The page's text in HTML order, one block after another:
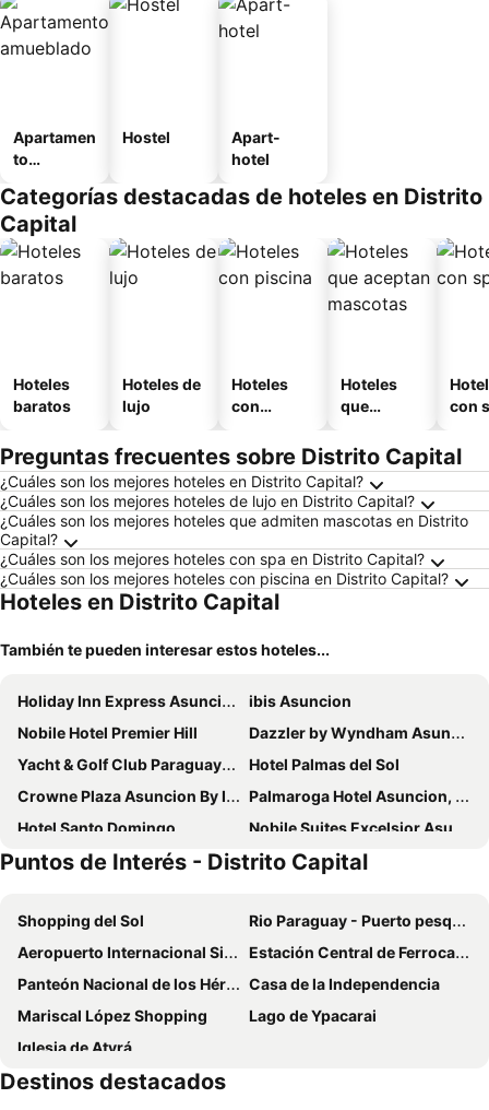
Apartamen
to
o
Hostel
Apart-
hotel
Categorías destacadas de hoteles en Distrito
Capital
Hoteles
baratos
Hoteles de
lujo
Hoteles
con
Hoteles
que
mascotas
con
Preguntas frecuentes sobre Distrito Capital
¿Cuáles son los mejores hoteles en Distrito Capital?
¿Cuáles son los mejores hoteles de lujo en Distrito Capital?
¿Cuáles son los mejores hoteles que admiten mascotas en Distrito
Capital?
¿Cuáles son los mejores hoteles con spa en Distrito Capital?
¿Cuáles son los mejores hoteles con piscina en Distrito Capital?
Hoteles en Distrito Capital
También te pueden interesar estos hoteles...
Holiday Inn Express Asuncion Aviadores by IHG
ibis Asuncion
Nobile Hotel Premier Hill
Dazzler by Wyndham Asuncion
Yacht & Golf Club Paraguayo, a Tribute Portfolio Resort
Hotel Palmas del Sol
Crowne Plaza Asuncion By Ihg
Palmaroga Hotel Asuncion, Tapestry Collection by Hilton
Hotel Santo Domingo
Nobile Suites Excelsior Asuncion
Tryp by Wyndham Asuncion
Portal Del Sol
Hotel Cecilia
Aloft Asuncion
Sheraton Asuncion Hotel
Hotel Guarani Asuncion
SBS Hotel & Spa
Hotel Amalfi
Esplendor by Wyndham Asunción
Gran Hotel del Paraguay
Gran Hotel Parana
Madre Natura
Puntos de Interés - Distrito Capital
Shopping del Sol
Rio Paraguay - Puerto pesquero
Aeropuerto Internacional Silvio Pettirossi
Estación Central de Ferrocarril
Panteón Nacional de los Héroes
Casa de la Independencia
Mariscal López Shopping
Lago de Ypacarai
Iglesia de Atyrá
Destinos destacados